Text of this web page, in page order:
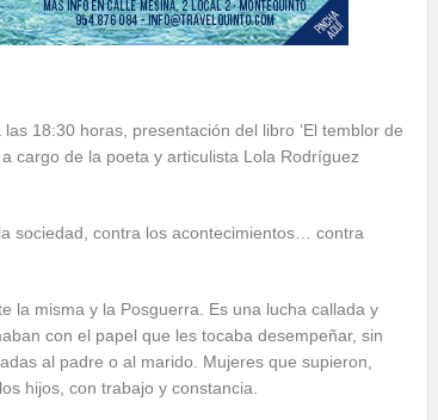
18:30 horas, presentación del libro ‘El temblor de
cargo de la poeta y articulista Lola Rodríguez
sociedad, contra los acontecimientos… contra
la misma y la Posguerra. Es una lucha callada y
con el papel que les tocaba desempeñar, sin
al padre o al marido. Mujeres que supieron,
hijos, con trabajo y constancia.